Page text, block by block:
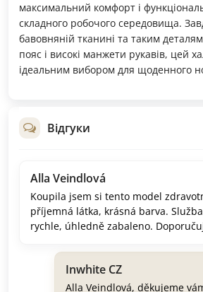
максимальний комфорт і
складного робочого середовища.
бавовняній тканині та таким
пояс і високі манжети рукавів, цей
ідеальним вибором для щоденного
Відгуки
Alla Veindlová
Koupila jsem si tento model
příjemná látka, krásná barva.
rychle, úhledně zabaleno.
Inwhite CZ
Alla Veindlová, děkujeme